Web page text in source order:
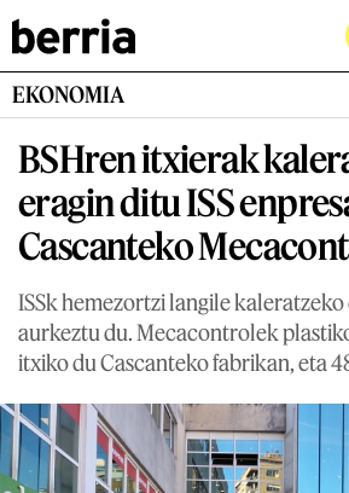
EKONOMIA
BSHren itxierak
eragin ditu ISS
Cascanteko
ISSk hemezortzi langile kaleratzeko
aurkeztu du. Mecacontrolek
itxiko du Cascanteko fabrikan, eta